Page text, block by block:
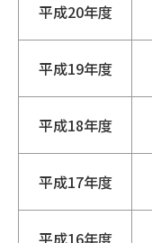
平成20年度
平成19年度
平成18年度
平成17年度
平成16年度